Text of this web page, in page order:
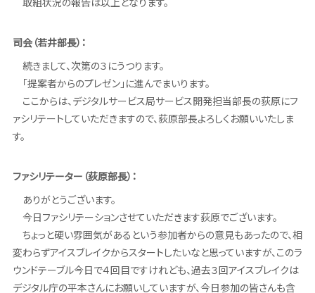
司会（若井部長）：
続きまして、次第の３にうつります。
「提案者からのプレゼン」に進んでまいります。
ここからは、デジタルサービス局サービス開発担当部長の荻原にフ
ァシリテートしていただきますので、荻原部長よろしくお願いいたしま
す。
ファシリテーター（荻原部長）：
ありがとうございます。
今日ファシリテーションさせていただきます荻原でございます。
ちょっと硬い雰囲気があるという参加者からの意見もあったので、相
変わらずアイスブレイクからスタートしたいなと思っていますが、このラ
ウンドテーブル今日で４回目ですけれども、過去３回アイスブレイクは
デジタル庁の平本さんにお願いしていますが、今日参加の皆さんも含